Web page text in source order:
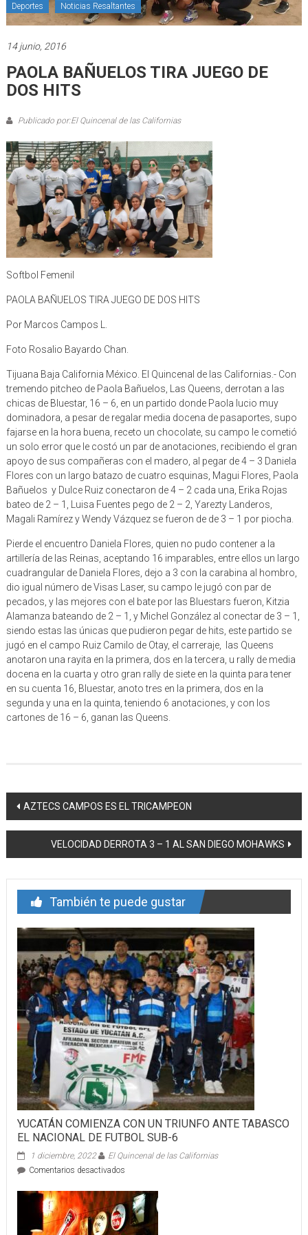
Deportes Noticias Resaltantes
14 junio, 2016
PAOLA BAÑUELOS TIRA JUEGO DE
DOS HITS
Publicado por:El Quincenal de las Californias
Softbol Femenil
PAOLA BAÑUELOS TIRA JUEGO DE DOS HITS
Por Marcos Campos L.
Foto Rosalio Bayardo Chan.
Tijuana Baja California México. El Quincenal de las Californias.- Con
tremendo pitcheo de Paola Bañuelos, Las Queens, derrotan a las
chicas de Bluestar, 16 – 6, en un partido donde Paola lucio muy
dominadora, a pesar de regalar media docena de pasaportes, supo
fajarse en la hora buena, receto un chocolate, su campo le cometió
un solo error que le costó un par de anotaciones, recibiendo el gran
apoyo de sus compañeras con el madero, al pegar de 4 – 3 Daniela
Flores con un largo batazo de cuatro esquinas, Magui Flores, Paola
Bañuelos y Dulce Ruiz conectaron de 4 – 2 cada una, Erika Rojas
bateo de 2 – 1, Luisa Fuentes pego de 2 – 2, Yarezty Landeros,
Magali Ramírez y Wendy Vázquez se fueron de de 3 – 1 por piocha.
Pierde el encuentro Daniela Flores, quien no pudo contener a la
artillería de las Reinas, aceptando 16 imparables, entre ellos un largo
cuadrangular de Daniela Flores, dejo a 3 con la carabina al hombro,
dio igual número de Visas Laser, su campo le jugó con par de
pecados, y las mejores con el bate por las Bluestars fueron, Kitzia
Alamanza bateando de 2 – 1, y Michel González al conectar de 3 – 1,
siendo estas las únicas que pudieron pegar de hits, este partido se
jugó en el campo Ruiz Camilo de Otay, el carreraje, las Queens
anotaron una rayita en la primera, dos en la tercera, u rally de media
docena en la cuarta y otro gran rally de siete en la quinta para tener
en su cuenta 16, Bluestar, anoto tres en la primera, dos en la
segunda y una en la quinta, teniendo 6 anotaciones, y con los
cartones de 16 – 6, ganan las Queens.
Navegación
de
entrada
AZTECS CAMPOS ES EL TRICAMPEON
VELOCIDAD DERROTA 3 – 1 AL SAN DIEGO MOHAWKS
También te puede gustar
YUCATÁN COMIENZA CON UN TRIUNFO ANTE TABASCO
EL NACIONAL DE FUTBOL SUB-6
1 diciembre, 2022
El Quincenal de las Californias
Comentarios desactivadosen
COMIENZA
CON
UN
TRIUNFO